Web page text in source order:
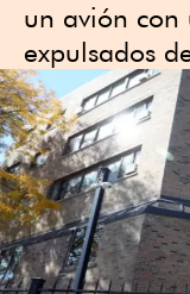
un avión con
expulsados